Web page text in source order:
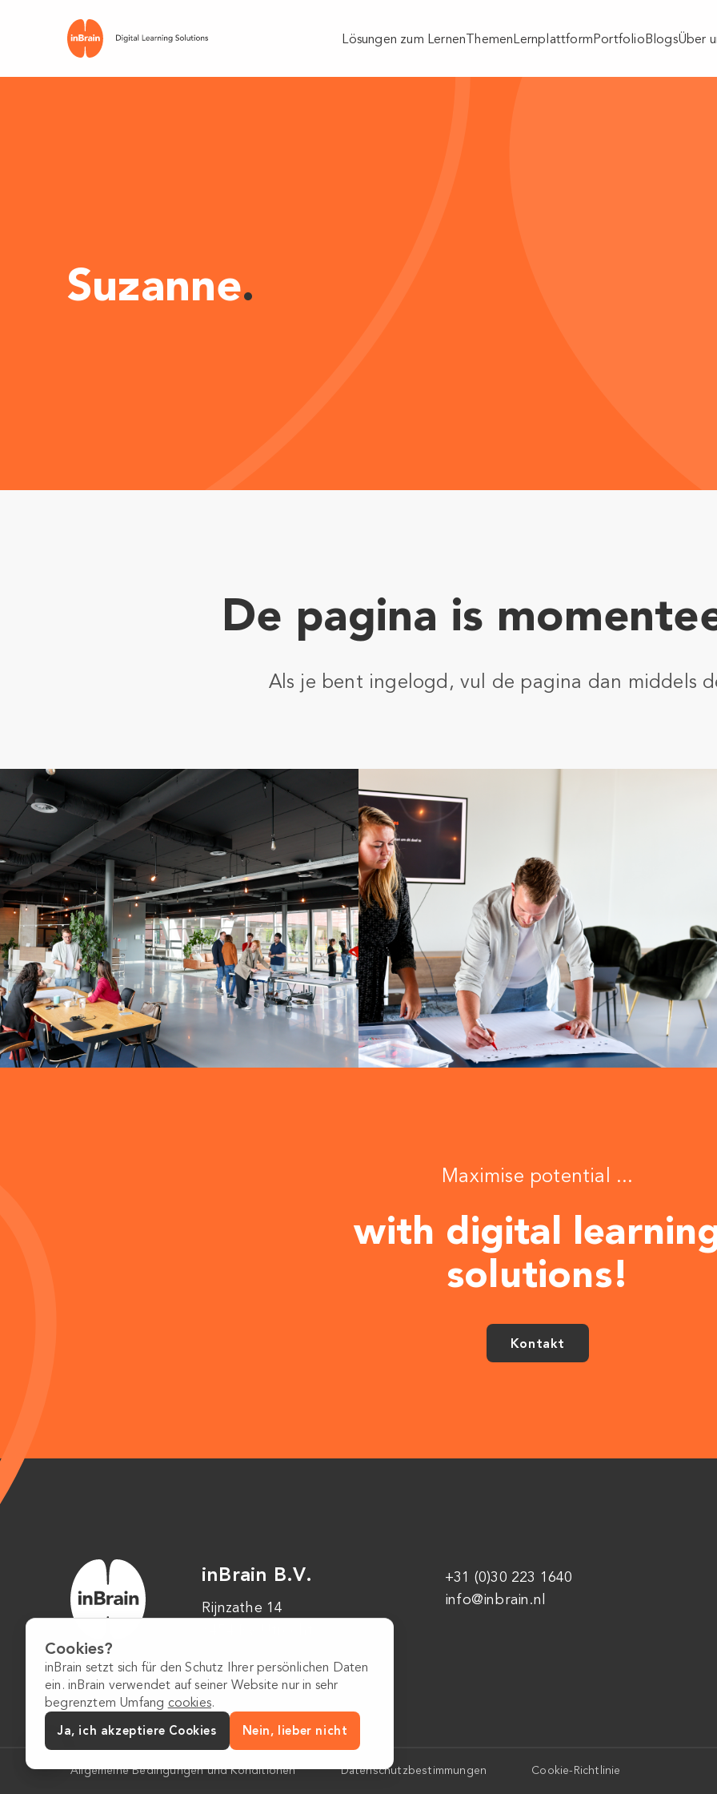
Lösungen zum LernenThemenLernplattformPortfolioBlogsÜber
Suzanne.
De pagina is
Als je bent ingelogd, vul de pagina dan middels
Maximise potential ...
with digital
solutions!
Kontakt
inBrain B.V.
Rijnzathe 14
+31 (0)30 223 1640
info@inbrain.nl
Allgemeine Bedingungen und Konditionen Datenschutzbestimmungen Cookie-Richtlinie
Cookies?
inBrain setzt sich für den Schutz Ihrer persönlichen Daten
ein. inBrain verwendet auf seiner Website nur in sehr
begrenztem Umfang cookies.
Ja, ich akzeptiere Cookies Nein, lieber nicht